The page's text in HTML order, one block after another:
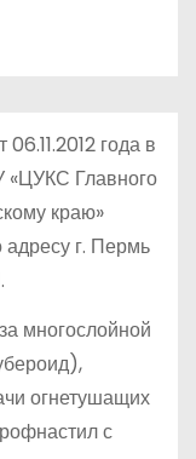
года в
Главного
краю»
г. Пермь
многослойной
огнетушащих
с